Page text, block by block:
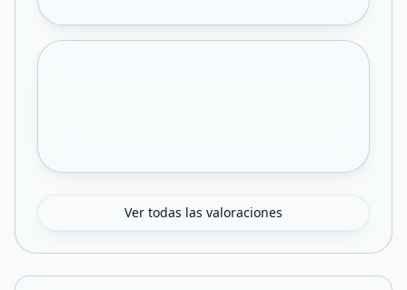
Ver todas las valoraciones